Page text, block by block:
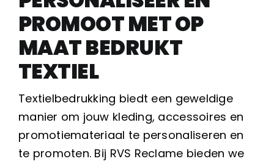
PROMOOT MET OP
MAAT BEDRUKT
TEXTIEL
Textielbedrukking biedt een geweldige
manier om jouw kleding, accessoires en
promotiemateriaal te personaliseren en
te promoten. Bij RVS Reclame bieden we